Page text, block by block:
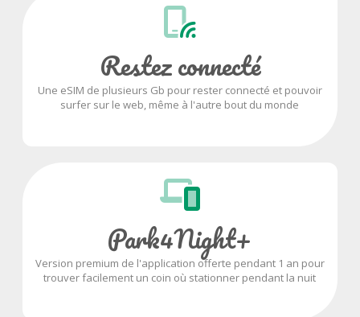
Restez connecté
Une eSIM de plusieurs Gb pour rester connecté et pouvoir
surfer sur le web, même à l'autre bout du monde
Park4Night+
Version premium de l'application offerte pendant 1 an pour
trouver facilement un coin où stationner pendant la nuit